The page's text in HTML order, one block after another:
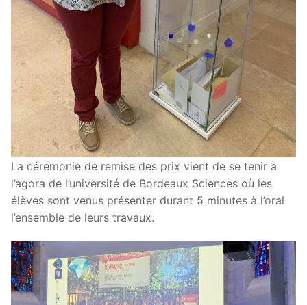
La cérémonie de remise des prix vient de se tenir à
l’agora de l’université de Bordeaux Sciences où les
élèves sont venus présenter durant 5 minutes à l’oral
l’ensemble de leurs travaux.